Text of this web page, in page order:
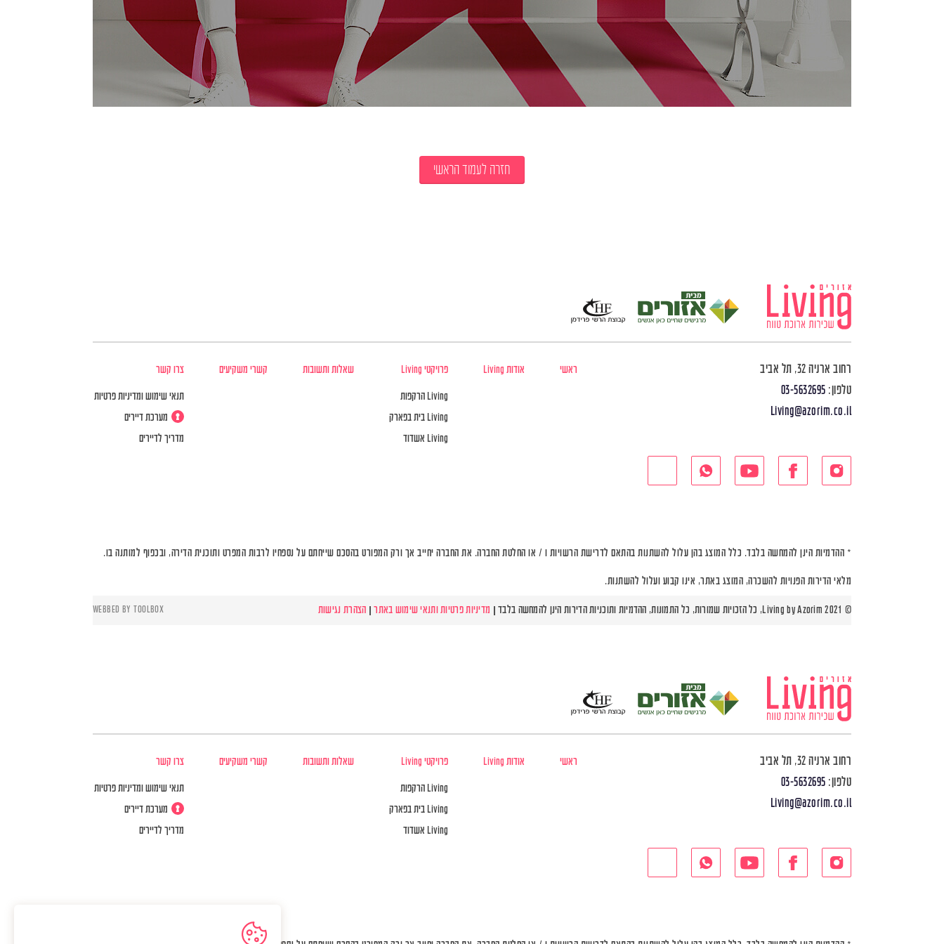
חזרה לעמוד הראשי
רחוב ארניה 32, תל אביב
טלפון: 03-5632695
Living@azorim.co.il
ראשי אודות Living פרויקטי Living
Living הרקפות
Living בית בפארק
Living אשדוד
שאלות ותשובות קשרי משקיעים צרו קשר
תנאי שימוש ומדיניות פרטיות
מערכת דיירים
מדריך לדיירים
* ההדמיות הינן להמחשה בלבד. כלל המוצג בהן עלול להשתנות בהתאם לדרישת הרשויות ו / או החלטת החברה. את החברה יחייב אך ורק המפורט בהסכם שייחתם על נספחיו לרבות המפרט ותוכנית הדירה, ובכפוף למותנה בו.
מלאי הדירות הפנויות להשכרה, המוצג באתר, אינו קבוע ועלול להשתנות.
© Living by Azorim 2021, כל הזכויות שמורות, כל התמונות, ההדמיות ותוכניות הדירות הינן להמחשה בלבד | מדיניות פרטיות ותנאי שימוש באתר| הצהרת נגישות WEBBED BY TOOLBOX
רחוב ארניה 32, תל אביב
טלפון: 03-5632695
Living@azorim.co.il
ראשי אודות Living פרויקטי Living
Living הרקפות
Living בית בפארק
Living אשדוד
שאלות ותשובות קשרי משקיעים צרו קשר
תנאי שימוש ומדיניות פרטיות
מערכת דיירים
מדריך לדיירים